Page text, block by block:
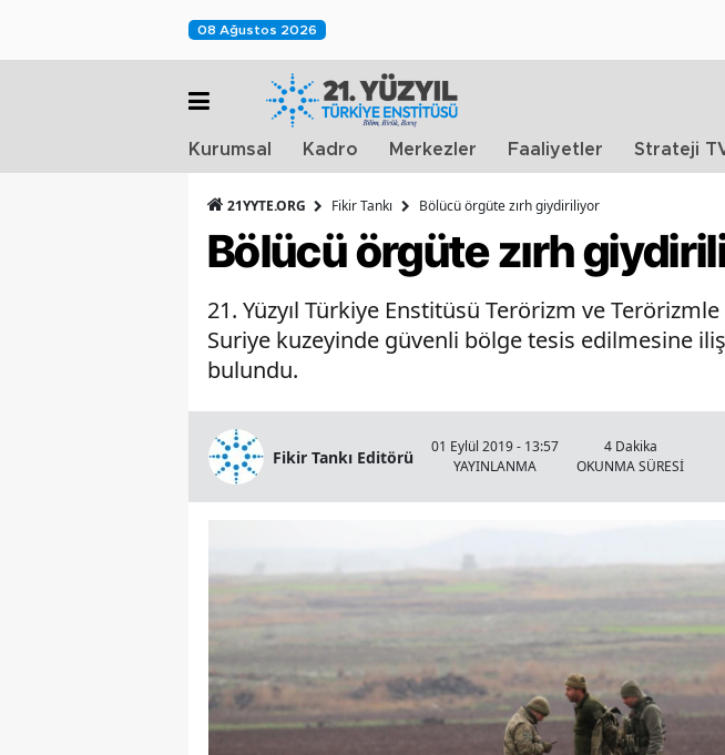
08 Ağustos 2026
Kurumsal Kadro Merkezler Faaliyetler Strateji
21YYTE.ORG Fikir Tankı Bölücü örgüte zırh giydiriliyor
Bölücü örgüte zırh
21. Yüzyıl Türkiye Enstitüsü Terörizm ve
Suriye kuzeyinde güvenli bölge tesis edilmesine
bulundu.
Fikir Tankı Editörü
01 Eylül 2019 - 13:57
YAYINLANMA
4 Dakika
OKUNMA SÜRESİ